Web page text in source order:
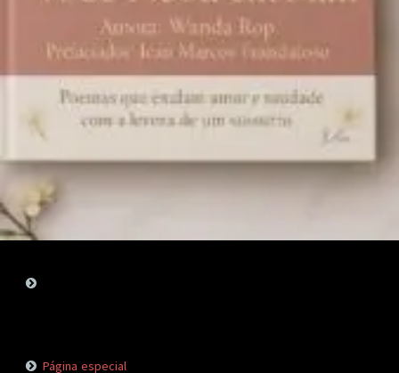
Página especial